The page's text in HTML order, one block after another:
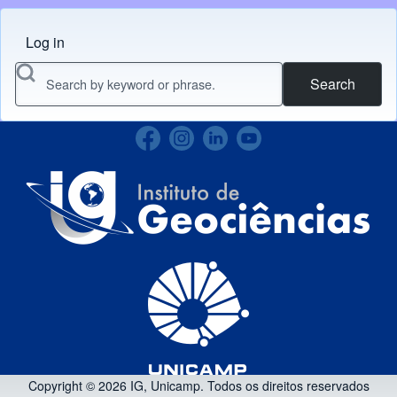
Copyright © 2026 IG, Unicamp. Todos os direitos reservados